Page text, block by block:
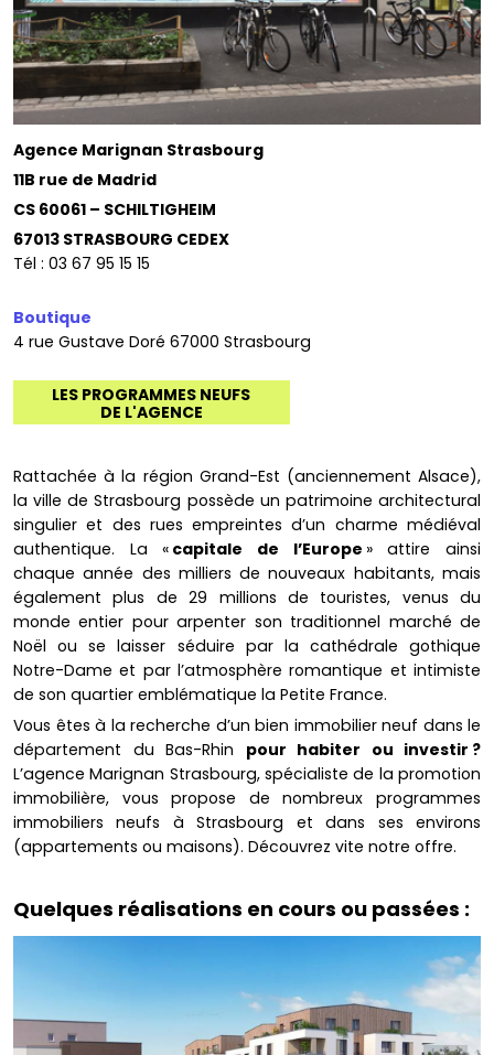
Agence Marignan Strasbourg
11B rue de Madrid
CS 60061 – SCHILTIGHEIM
67013 STRASBOURG CEDEX
Tél : 03 67 95 15 15
Boutique
4 rue Gustave Doré 67000 Strasbourg
LES PROGRAMMES NEUFS
DE L'AGENCE
Rattachée à la région Grand-Est (anciennement Alsace),
la ville de Strasbourg possède un patrimoine architectural
singulier et des rues empreintes d’un charme médiéval
authentique. La « capitale de l’Europe » attire ainsi
chaque année des milliers de nouveaux habitants, mais
également plus de 29 millions de touristes, venus du
monde entier pour arpenter son traditionnel marché de
Noël ou se laisser séduire par la cathédrale gothique
Notre-Dame et par l’atmosphère romantique et intimiste
de son quartier emblématique la Petite France.
Vous êtes à la recherche d’un bien immobilier neuf dans le
département du Bas-Rhin pour habiter ou investir ?
L’agence Marignan Strasbourg, spécialiste de la promotion
immobilière, vous propose de nombreux programmes
immobiliers neufs à Strasbourg et dans ses environs
(appartements ou maisons). Découvrez vite notre offre.
Quelques réalisations en cours ou passées :